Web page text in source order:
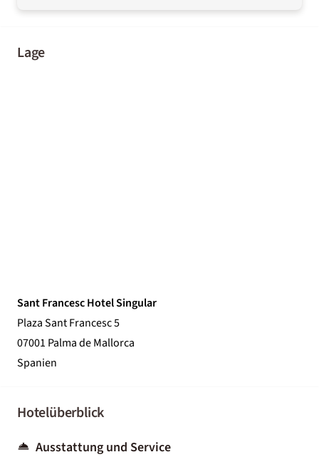
Lage
Sant Francesc Hotel Singular
Plaza Sant Francesc 5
07001 Palma de Mallorca
Spanien
Hotelüberblick
Ausstattung und Service